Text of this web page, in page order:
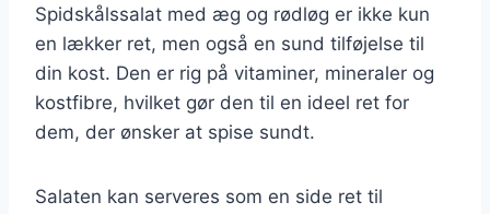
Spidskålssalat med æg og rødløg er ikke kun
en lækker ret, men også en sund tilføjelse til
din kost. Den er rig på vitaminer, mineraler og
kostfibre, hvilket gør den til en ideel ret for
dem, der ønsker at spise sundt.
Salaten kan serveres som en side ret til